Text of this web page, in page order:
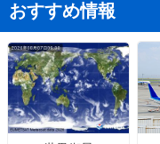
おすすめ情報